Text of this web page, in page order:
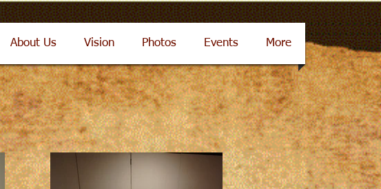
About Us Vision Photos Events More